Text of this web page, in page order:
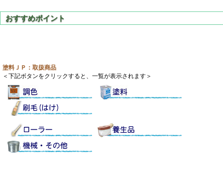
塗料ＪＰ：取扱商品
＜下記ボタンをクリックすると、一覧が表示されます＞